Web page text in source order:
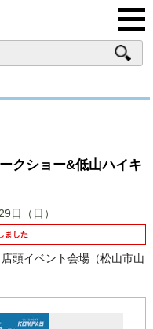
クショー&低山ハイキ
日（日）
ました
頭イベント会場（松山市山